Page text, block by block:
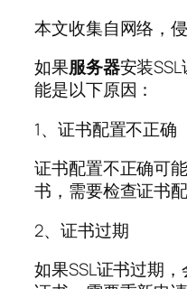
本文收集自网络，侵
如果服务器安装
能是以下原因：
1、证书配置不正确
证书配置不正确可
书，需要检查证书
2、证书过期
如果SSL证书过期